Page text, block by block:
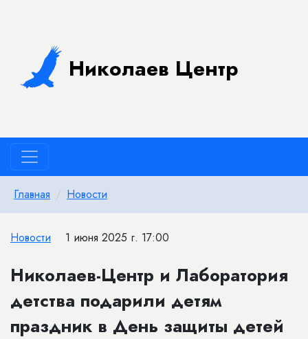
Николаев Центр
Главная Новости
Новости 1 июня 2025 г. 17:00
Николаев-Центр и Лаборатория
детства подарили детям
праздник в День защиты детей